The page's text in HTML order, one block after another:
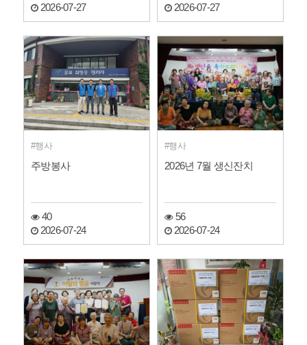
2026-07-27
2026-07-27
행사
주방봉사
40
2026-07-24
행사
2026년 7월 생신잔치
56
2026-07-24